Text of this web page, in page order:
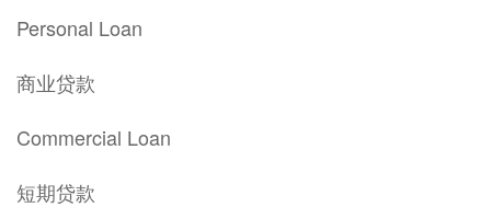
Personal Loan
商业贷款
Commercial Loan
短期贷款